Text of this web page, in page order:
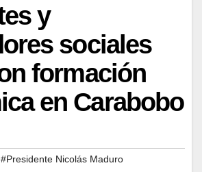
y
sociales
formación
en Carabobo
#Presidente Nicolás Maduro